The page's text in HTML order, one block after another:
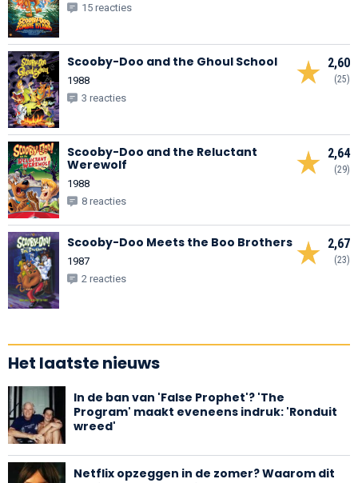
15 reacties
2,60
(25)
Scooby-Doo and the Ghoul School
1988
3 reacties
2,64
(29)
Scooby-Doo and the Reluctant
Werewolf
1988
8 reacties
2,67
(23)
Scooby-Doo Meets the Boo Brothers
1987
2 reacties
Het laatste nieuws
In de ban van 'False Prophet'? 'The
Program' maakt eveneens indruk: 'Ronduit
wreed'
Netflix opzeggen in de zomer? Waarom dit